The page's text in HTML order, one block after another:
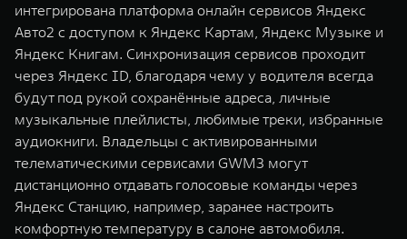
интегрирована платформа онлайн сервисов Яндекс
Авто2 с доступом к Яндекс Картам, Яндекс Музыке и
Яндекс Книгам. Синхронизация сервисов проходит
через Яндекс ID, благодаря чему у водителя всегда
будут под рукой сохранённые адреса, личные
музыкальные плейлисты, любимые треки, избранные
аудиокниги. Владельцы c активированными
телематическими сервисами GWM3 могут
дистанционно отдавать голосовые команды через
Яндекс Станцию, например, заранее настроить
комфортную температуру в салоне автомобиля.